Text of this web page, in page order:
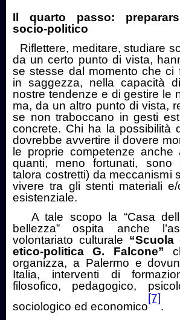
Il quarto passo:
socio-politico
Riflettere, meditare, studiare
da un certo punto di vista,
se stesse dal momento che ci
in saggezza, nella capacità
nostre tendenze e di gestire le
ma, da un altro punto di vista,
se non traboccano in gesti
concrete. Chi ha la possibilità
dovrebbe avvertire il dovere
le proprie competenze
quanti, meno fortunati, sono
talora costretti) da meccanismi
vivere tra gli stenti materiali
esistenziale.
A tale scopo la “Casa
bellezza” ospita anche
volontariato culturale “Scuola
etico-politica G. Falcone”
organizza, a Palermo e
Italia, interventi di
filosofico, pedagogico,
sociologico ed economico
[7]
.